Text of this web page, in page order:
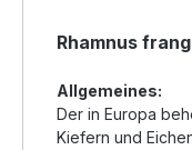
Rhamnus
Allgemeines:
Der in Europa
Kiefern und